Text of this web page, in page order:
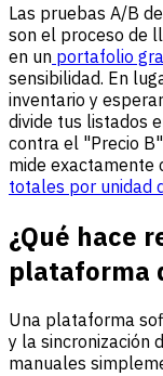
Las pruebas A/B
son el proceso de
en un portafolio
sensibilidad. En
inventario y
divide tus listados
contra el "Precio
mide exactamente
totales por unidad
¿Qué hace
plataforma
Una plataforma
y la sincronización
manuales